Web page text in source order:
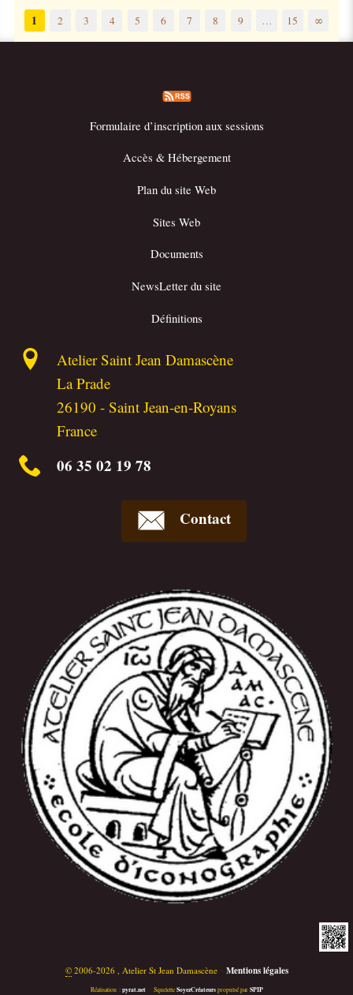
1 2 3 4 5 6 7 8 9 … 15 ∞
Formulaire d’inscription aux sessions
Accès & Hébergement
Plan du site Web
Sites Web
Documents
NewsLetter du site
Définitions
Atelier Saint Jean Damascène
La Prade
26190 -Saint Jean-en-Royans
France
06 35 02 19 78
Contact
©2006-2026 , Atelier St Jean Damascène • Mentions légales
Réalisation : pyrat.net • Squelette SoyezCréateurspropulsé par SPIP